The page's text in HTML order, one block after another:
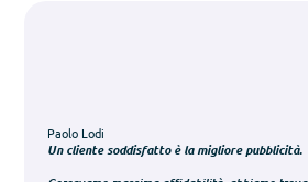
Paolo Lodi
Un cliente soddisfatto è la migliore pubblicità.